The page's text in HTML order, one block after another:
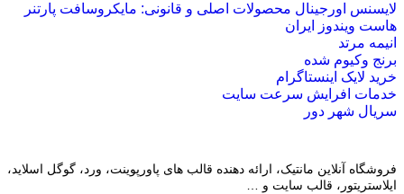
لایسنس اورجینال محصولات اصلی و قانونی: مایکروسافت پارتنر
هاست ویندوز ایران
انیمه مرتد
برنج وکیوم شده
خرید لایک اینستاگرام
خدمات افرایش سرعت سایت
سریال شهر دور
فروشگاه آنلاین مانتیک، ارائه دهنده قالب های پاورپوینت، ورد، گوگل اسلاید،
ایلاستریتور، قالب سایت و …